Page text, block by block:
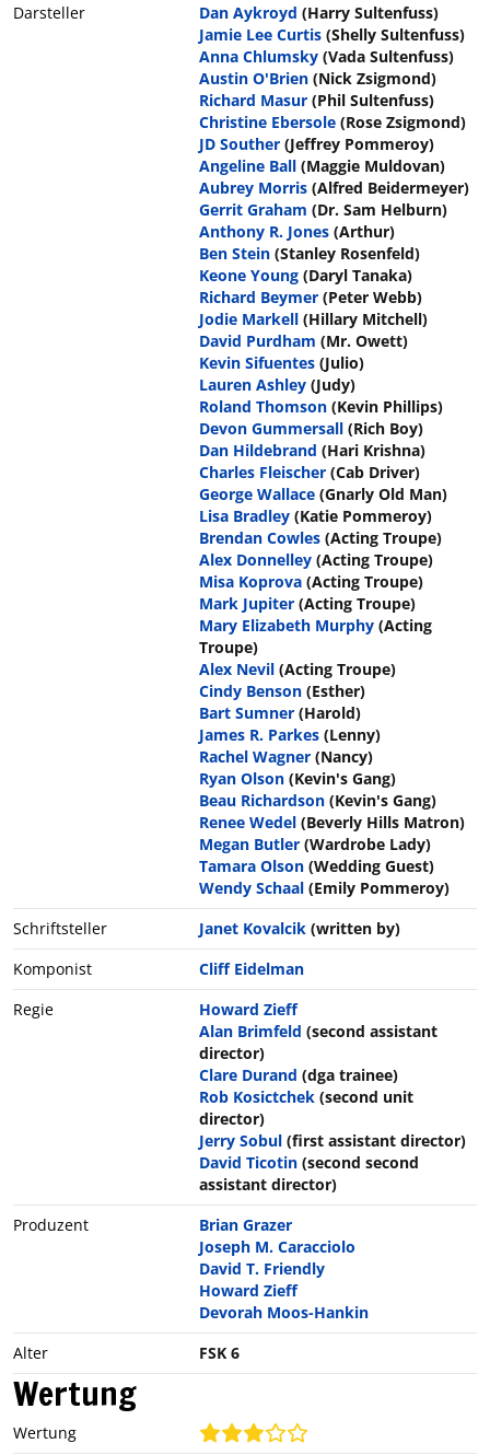
Darsteller
Dan Aykroyd (Harry Sultenfuss)
Jamie Lee Curtis (Shelly Sultenfuss)
Anna Chlumsky (Vada Sultenfuss)
Austin O'Brien (Nick Zsigmond)
Richard Masur (Phil Sultenfuss)
Christine Ebersole (Rose Zsigmond)
JD Souther (Jeffrey Pommeroy)
Angeline Ball (Maggie Muldovan)
Aubrey Morris (Alfred Beidermeyer)
Gerrit Graham (Dr. Sam Helburn)
Anthony R. Jones (Arthur)
Ben Stein (Stanley Rosenfeld)
Keone Young (Daryl Tanaka)
Richard Beymer (Peter Webb)
Jodie Markell (Hillary Mitchell)
David Purdham (Mr. Owett)
Kevin Sifuentes (Julio)
Lauren Ashley (Judy)
Roland Thomson (Kevin Phillips)
Devon Gummersall (Rich Boy)
Dan Hildebrand (Hari Krishna)
Charles Fleischer (Cab Driver)
George Wallace (Gnarly Old Man)
Lisa Bradley (Katie Pommeroy)
Brendan Cowles (Acting Troupe)
Alex Donnelley (Acting Troupe)
Misa Koprova (Acting Troupe)
Mark Jupiter (Acting Troupe)
Mary Elizabeth Murphy (Acting
Troupe)
Alex Nevil (Acting Troupe)
Cindy Benson (Esther)
Bart Sumner (Harold)
James R. Parkes (Lenny)
Rachel Wagner (Nancy)
Ryan Olson (Kevin's Gang)
Beau Richardson (Kevin's Gang)
Renee Wedel (Beverly Hills Matron)
Megan Butler (Wardrobe Lady)
Tamara Olson (Wedding Guest)
Wendy Schaal (Emily Pommeroy)
Schriftsteller
Janet Kovalcik (written by)
Komponist
Cliff Eidelman
Regie
Howard Zieff
Alan Brimfeld (second assistant
director)
Clare Durand (dga trainee)
Rob Kosictchek (second unit
director)
Jerry Sobul (first assistant director)
David Ticotin (second second
assistant director)
Produzent
Brian Grazer
Joseph M. Caracciolo
David T. Friendly
Howard Zieff
Devorah Moos-Hankin
Alter
FSK 6
Wertung
Wertung